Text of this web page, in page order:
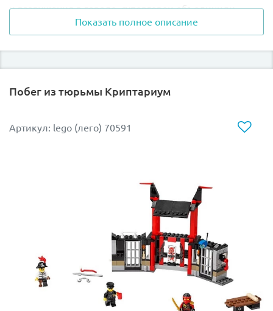
и разрушения в городе, супергерои объединили
усилия. Бэтмен воспользовался своим новым, серо-
чёрным, боевым шагоходом. В верхней части его
корпуса располагается кабина водителя с рычагами
управления. Сзади установлены большие чёрные
Его можно поднимать, опускать и использовать для
закреплёнными на них турбинами. Благодаря
шарнирным соединениям ноги-опоры могут
реалистично двигаться и не терять равновесия во
Также для атаки с воздуха супергероям понадобился
невидимый самолёт Чудо-Женщины, оборудованный
мощным двигателем, открывающейся полукруглой
кабиной и двумя ракетницами.
Показать полное описание
Побег из тюрьмы Криптариум
Артикул: lego (лего) 70591